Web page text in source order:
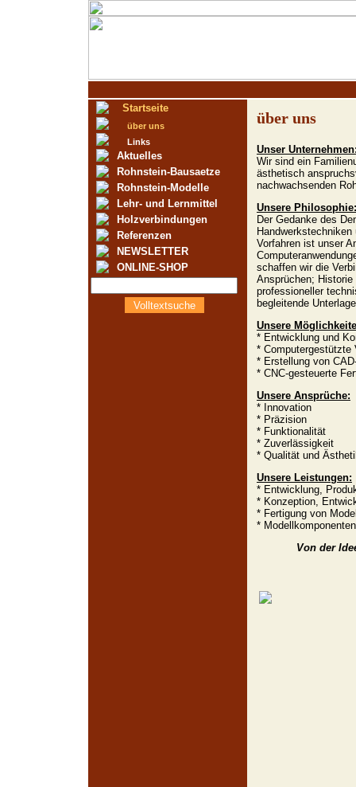
Startseite
über uns
Links
Aktuelles
Rohnstein-Bausaetze
Rohnstein-Modelle
Lehr- und Lernmittel
Holzverbindungen
Referenzen
NEWSLETTER
ONLINE-SHOP
Volltextsuche
über uns
Unser
Wir sind ein
ästhetisch
nachwachsenden
Unsere Philosophie:
Der Gedanke des
Vorfahren ist unser
schaffen wir die
Ansprüchen;
professioneller
begleitende
Unsere
* Entwicklung und
* Computergestützte
* Erstellung von
* CNC-gesteuerte
Unsere Ansprüche:
* Innovation
* Präzision
* Funktionalität
* Zuverlässigkeit
* Qualität und
Unsere Leistungen:
* Entwicklung,
* Konzeption,
* Fertigung von
*
Von der